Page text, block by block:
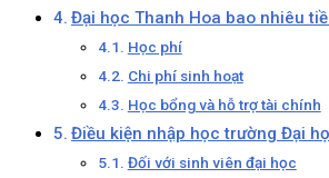
Đại học Thanh Hoa bao nhiêu
Học phí
Chi phí sinh hoạt
Học bổng và hỗ trợ tài chính
Điều kiện nhập học trường Đại
Đối với sinh viên đại học